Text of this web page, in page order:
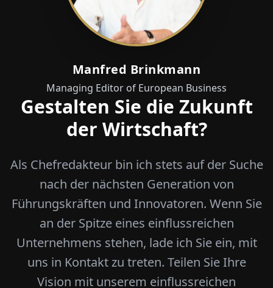
Manfred Brinkmann
Managing Editor of European Business
Gestalten Sie die Zukunft
der Wirtschaft?
Als Chefredakteur bin ich stets auf der Suche
nach der nächsten Generation von
Führungskräften und Innovatoren. Wenn Sie
an der Spitze eines einflussreichen
Unternehmens stehen, lade ich Sie ein, mit
uns in Kontakt zu treten. Teilen Sie Ihre
Vision mit unserem einflussreichen